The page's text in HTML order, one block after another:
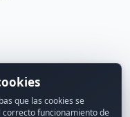
que las cookies se
funcionamiento de